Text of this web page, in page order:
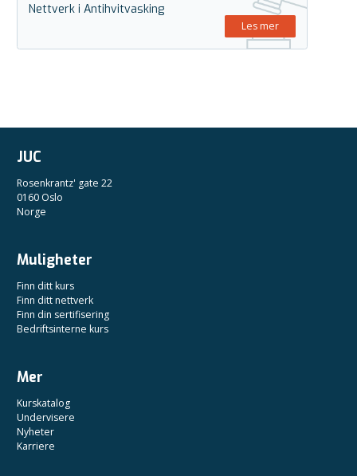
Nettverk i Antihvitvasking
Les mer
JUC
Rosenkrantz' gate 22
0160 Oslo
Norge
Muligheter
Finn ditt kurs
Finn ditt nettverk
Finn din sertifisering
Bedriftsinterne kurs
Mer
Kurskatalog
Undervisere
Nyheter
Karriere